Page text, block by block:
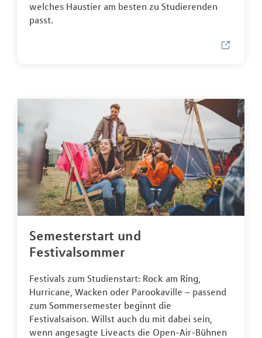
welches Haustier am besten zu Studierenden
passt.
Semesterstart und
Festivalsommer
Festivals zum Studienstart: Rock am Ring,
Hurricane, Wacken oder Parookaville – passend
zum Sommersemester beginnt die
Festivalsaison. Willst auch du mit dabei sein,
wenn angesagte Liveacts die Open-Air-Bühnen